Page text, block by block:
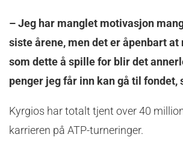
– Jeg har manglet motivasjon
siste årene, men det er åpenbart at
som dette å spille for blir det
penger jeg får inn kan gå til fondet,
Kyrgios har totalt tjent over 40
karrieren på ATP-turneringer.